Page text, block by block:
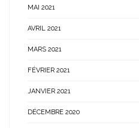
MAI 2021
AVRIL 2021
MARS 2021
FÉVRIER 2021
JANVIER 2021
DÉCEMBRE 2020